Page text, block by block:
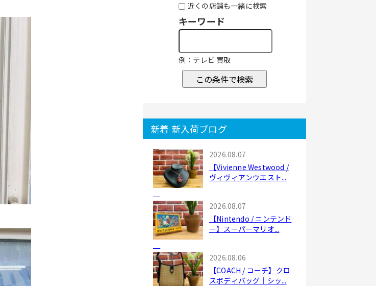
近くの店舗も一緒に検索
キーワード
例：テレビ 買取
この条件で検索
新着 新入荷ブログ
2026.08.07
【Vivienne Westwood /
ヴィヴィアンウエスト...
2026.08.07
【Nintendo / ニンテンド
ー】スーパーマリオ...
2026.08.06
【COACH / コーチ】クロ
スボディバッグ｜シッ...